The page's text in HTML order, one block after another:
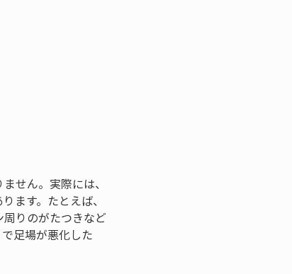
せん。実際には、
ます。たとえば、
りのがたつきなど
足場が悪化した